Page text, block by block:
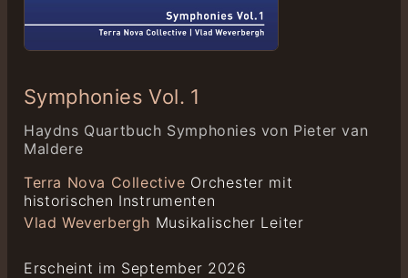
Symphonies Vol. 1
Haydns Quartbuch Symphonies von Pieter van
Maldere
Terra Nova Collective Orchester mit
historischen Instrumenten
Vlad Weverbergh Musikalischer Leiter
Erscheint im September 2026